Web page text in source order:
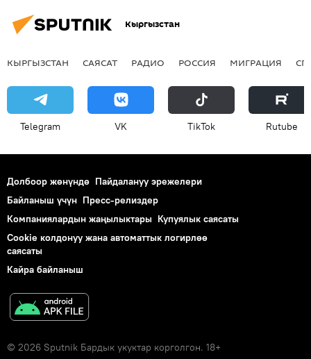
Кыргызстан
КЫРГЫЗСТАН САЯСАТ РАДИО РОССИЯ МИГРАЦИЯ
Telegram VK ТikТоk Rutube
Долбоор жөнүндө Пайдалануу эрежелери
Байланыш үчүн Пресс-релиздер
Компаниялардын жаңылыктары Купуялык саясаты
Cookie колдонуу жана автоматтык логирлөө
саясаты
Кайра байланыш
© 2026 Sputnik Бардык укуктар корголгон. 18+